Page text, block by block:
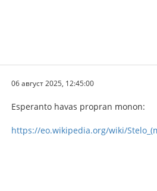
06 август 2025, 12:45:00
Esperanto havas propran monon:
https://eo.wikipedia.org/wiki/